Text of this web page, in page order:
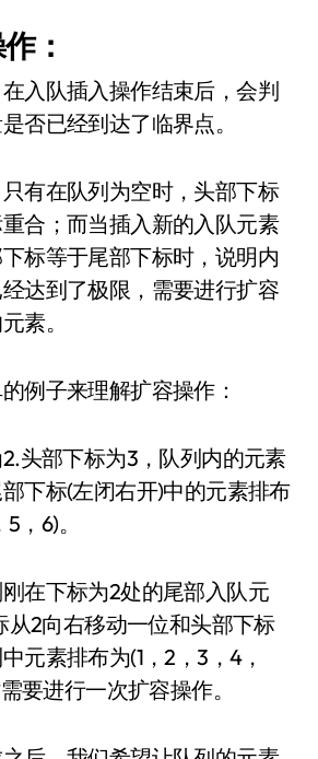
：
队插入操作结束后，会判
否已经到达了临界点。
在队列为空时，头部下标
合；而当插入新的入队元素
标等于尾部下标时，说明内
达到了极限，需要进行扩容
素。
例子来理解扩容操作：
部下标为3，队列内的元素
下标(左闭右开)中的元素排布
，6)。
下标为2处的尾部入队元
从2向右移动一位和头部下标
元素排布为(1，2，3，4，
要进行一次扩容操作。